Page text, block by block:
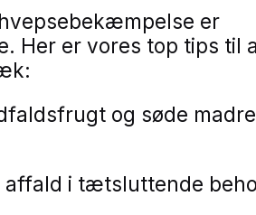
er
Her er vores top tips til
og søde
affald i tætsluttende